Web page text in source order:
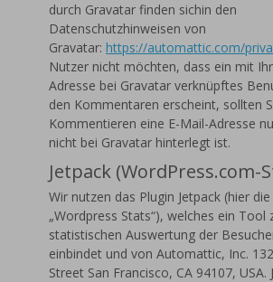
durch Gravatar finden sichin den
Datenschutzhinweisen von
Gravatar: https://automattic.com/
Nutzer nicht möchten, dass ein mit
Adresse bei Gravatar verknüpftes
den Kommentaren erscheint, sollten
Kommentieren eine E-Mail-Adresse
nicht bei Gravatar hinterlegt ist.
Jetpack (WordPress.com-
Wir nutzen das Plugin Jetpack (hier
„Wordpress Stats“), welches ein Tool
statistischen Auswertung der
einbindet und von Automattic, Inc.
Street San Francisco, CA 94107, USA.